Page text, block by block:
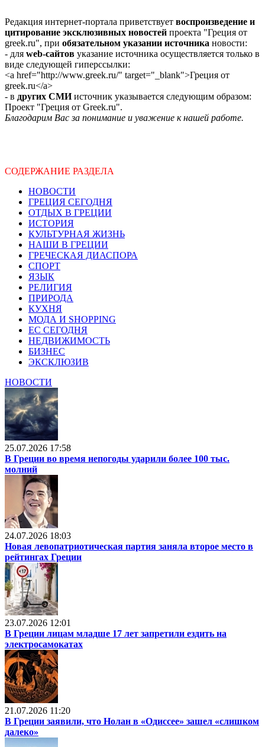
Редакция интернет-портала приветствует воспроизведение и
цитирование эксклюзивных новостей проекта "Греция от
greek.ru", при обязательном указании источника новости:
- для web-сайтов указание источника осуществляется только в
виде следующей гиперссылки:
<a href="http://www.greek.ru/" target="_blank">Греция от
greek.ru</a>
- в других СМИисточник указывается следующим образом:
Проект "Греция от Greek.ru".
Благодарим Вас за понимание и уважение к нашей работе.
СОДЕРЖАНИЕ РАЗДЕЛА
НОВОСТИ
ГРЕЦИЯ СЕГОДНЯ
ОТДЫХ В ГРЕЦИИ
ИСТОРИЯ
КУЛЬТУРНАЯ ЖИЗНЬ
НАШИ В ГРЕЦИИ
ГРЕЧЕСКАЯ ДИАСПОРА
СПОРТ
ЯЗЫК
РЕЛИГИЯ
ПРИРОДА
КУХНЯ
МОДА И SHOPPING
ЕС СЕГОДНЯ
НЕДВИЖИМОСТЬ
БИЗНЕС
ЭКСКЛЮЗИВ
НОВОСТИ
25.07.2026 17:58
В Греции во время непогоды ударили более 100 тыс.
молний
24.07.2026 18:03
Новая левопатриотическая партия заняла второе место в
рейтингах Греции
23.07.2026 12:01
В Греции лицам младше 17 лет запретили ездить на
электросамокатах
21.07.2026 11:20
В Греции заявили, что Нолан в «Одиссее» зашел «слишком
далеко»